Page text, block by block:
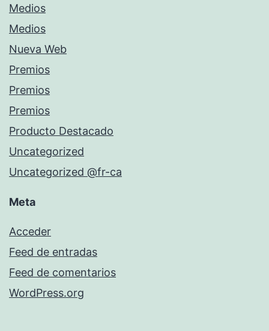
Medios
Medios
Nueva Web
Premios
Premios
Premios
Producto Destacado
Uncategorized
Uncategorized @fr-ca
Meta
Acceder
Feed de entradas
Feed de comentarios
WordPress.org